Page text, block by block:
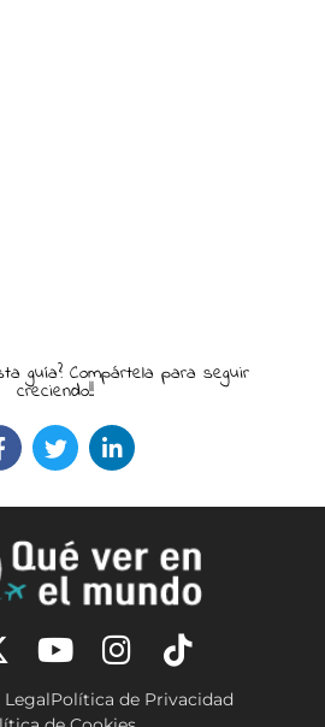
guía? Compártela para seguir
creciendo!!
LegalPolítica de Privacidad